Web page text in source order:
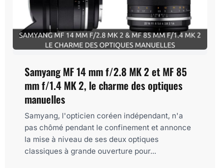
Samyang MF 14 mm f/2.8 MK 2 et MF 85
mm f/1.4 MK 2, le charme des optiques
manuelles
Samyang, l'opticien coréen indépendant, n'a
pas chômé pendant le confinement et annonce
la mise à niveau de ses deux optiques
classiques à grande ouverture pour...